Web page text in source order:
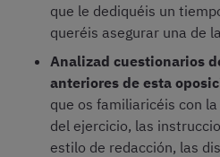
que le dediquéis un
queréis asegurar una de
Analizad cuestionarios
anteriores de esta
que os familiaricéis con
del ejercicio, las
estilo de redacción, las